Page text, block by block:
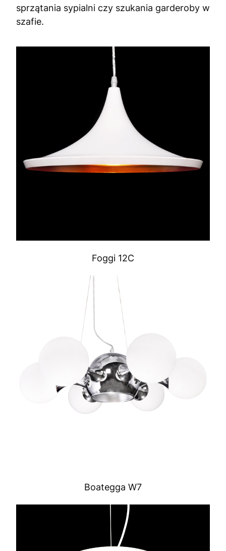
sprzątania sypialni czy szukania garderoby w
szafie.
Foggi 12C
Boategga W7